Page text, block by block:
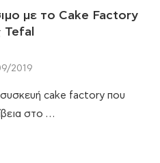
με το Cake Factory
Tefal
2019
συσκευή cake factory που
στο …